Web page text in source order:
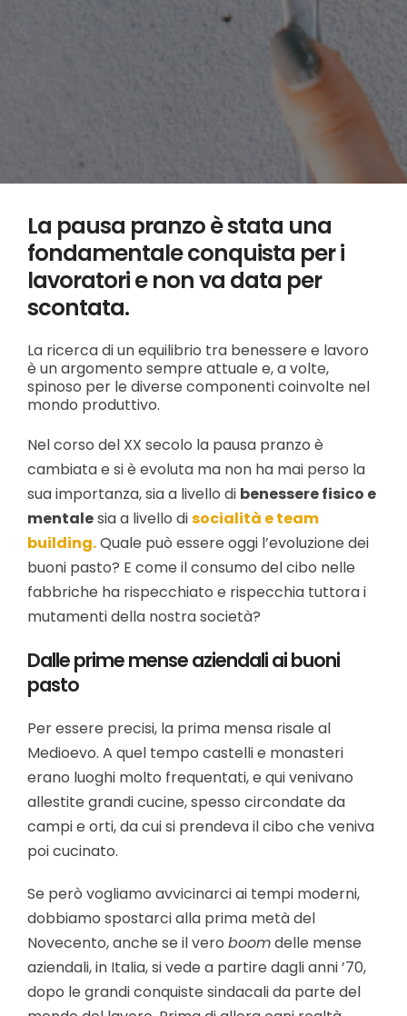
La pausa pranzo è stata una
fondamentale conquista per i
lavoratori e non va data per
scontata.
La ricerca di un equilibrio tra benessere e lavoro
è un argomento sempre attuale e, a volte,
spinoso per le diverse componenti coinvolte nel
mondo produttivo.
Nel corso del XX secolo la pausa pranzo è
cambiata e si è evoluta ma non ha mai perso la
sua importanza, sia a livello di benessere fisico e
mentalesia a livello disocialità e team
building.Quale può essere oggi l’evoluzione dei
buoni pasto? E come il consumo del cibo nelle
fabbriche ha rispecchiato e rispecchia tuttora i
mutamenti della nostra società?
Dalle prime mense aziendali ai buoni
pasto
Per essere precisi, la prima mensa risale al
Medioevo. A quel tempo castelli e monasteri
erano luoghi molto frequentati, e qui venivano
allestite grandi cucine, spesso circondate da
campi e orti, da cui si prendeva il cibo che veniva
poi cucinato.
Se però vogliamo avvicinarci ai tempi moderni,
dobbiamo spostarci alla prima metà del
Novecento, anche se il veroboomdelle mense
aziendali, in Italia, si vede a partire dagli anni ’70,
dopo le grandi conquiste sindacali da parte del